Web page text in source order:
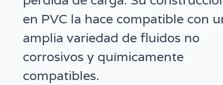
en PVC la hace compatible con
amplia variedad de fluidos no
corrosivos y químicamente
compatibles.